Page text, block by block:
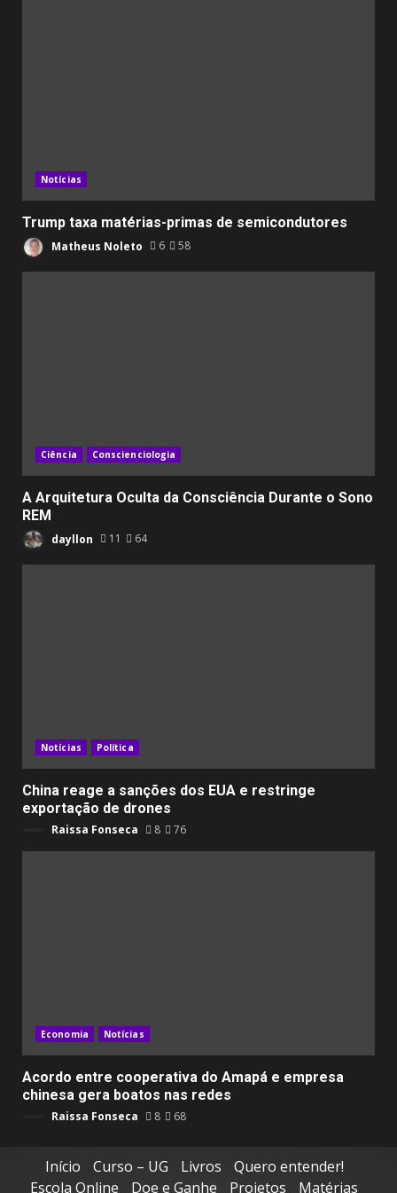
Notícias
Trump taxa matérias-primas de semicondutores
Matheus Noleto 6 58
Ciência Conscienciologia
A Arquitetura Oculta da Consciência Durante o Sono
REM
dayllon 11 64
Notícias Política
China reage a sanções dos EUA e restringe
exportação de drones
Raissa Fonseca 8 76
Economia Notícias
Acordo entre cooperativa do Amapá e empresa
chinesa gera boatos nas redes
Raissa Fonseca 8 68
Início Curso – UG Livros
Quero entender!
Escola Online
Doe e Ganhe Projetos Matérias